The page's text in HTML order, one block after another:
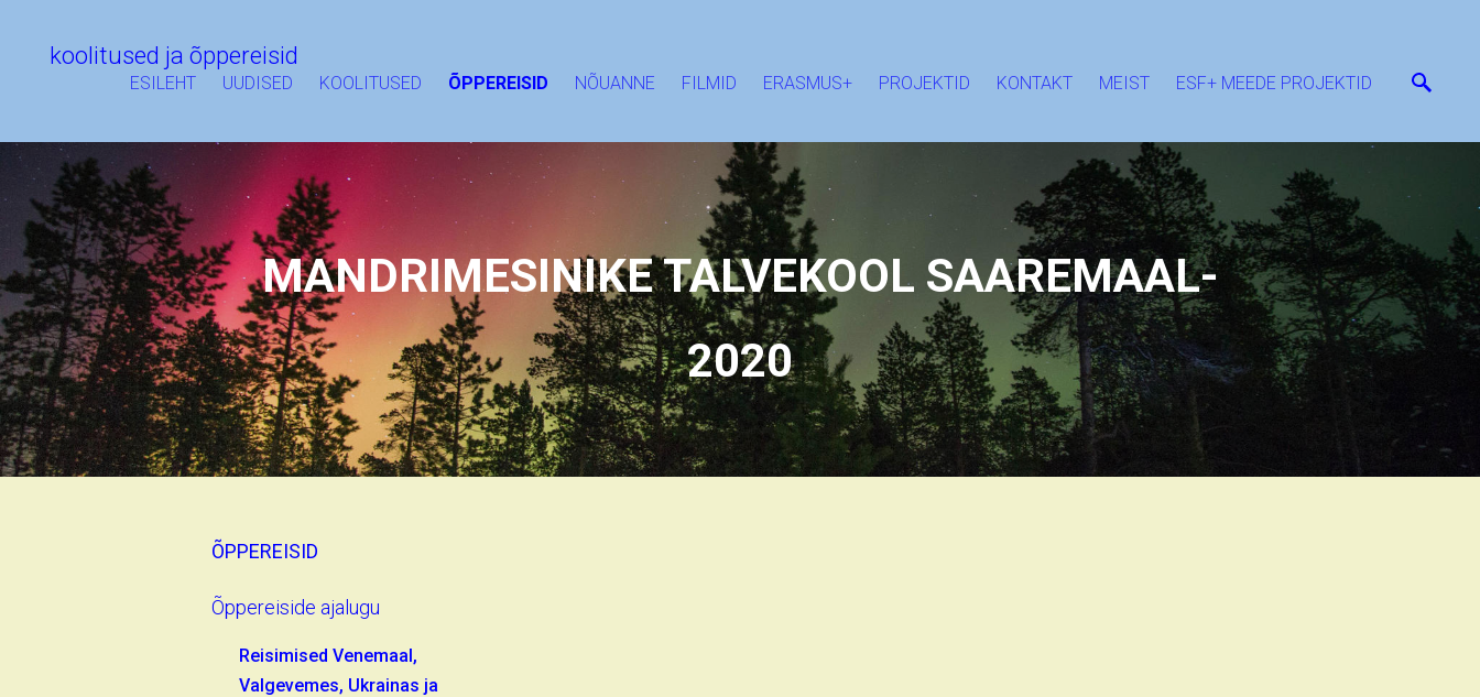
koolitused ja õppereisid
ESILEHT UUDISED KOOLITUSED ÕPPEREISID NÕUANNE FILMID ERASMUS+ PROJEKTID KONTAKT MEIST ESF+ MEEDE PROJEKTID
MANDRIMESINIKE TALVEKOOL SAAREMAAL-
2020
ÕPPEREISID
Õppereiside ajalugu
Reisimised Venemaal,
Valgevemes, Ukrainas ja